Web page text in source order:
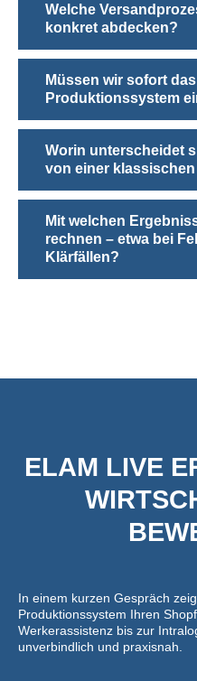
Welche
konkret abdecken?
Müssen wir sofort
Produktionssystem
Worin unterscheidet
von einer
Mit welchen
rechnen – etwa bei
Klärfällen?
ELAM LIVE
In einem kurzen Gespräch
Produktionssystem Ihren
Werkerassistenz bis zur
unverbindlich und praxisnah.